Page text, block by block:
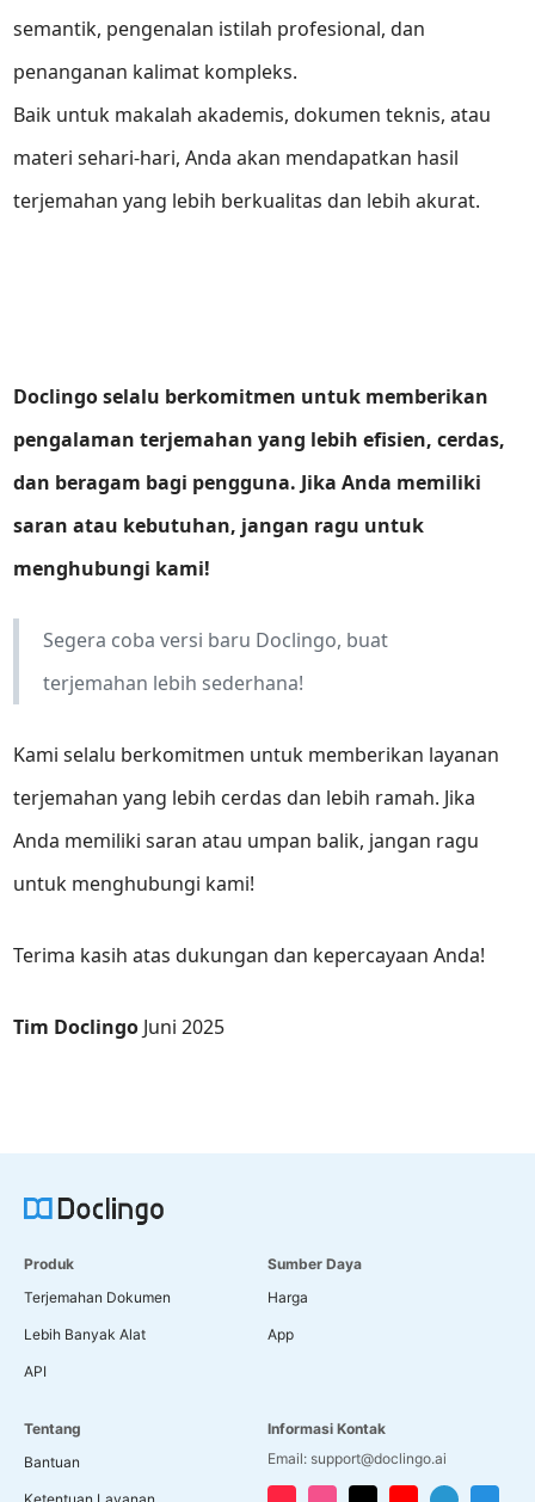
semantik, pengenalan istilah profesional, dan
penanganan kalimat kompleks.
Baik untuk makalah akademis, dokumen teknis, atau
materi sehari-hari, Anda akan mendapatkan hasil
terjemahan yang lebih berkualitas dan lebih akurat.
Doclingo selalu berkomitmen untuk memberikan
pengalaman terjemahan yang lebih efisien, cerdas,
dan beragam bagi pengguna. Jika Anda memiliki
saran atau kebutuhan, jangan ragu untuk
menghubungi kami!
Segera coba versi baru Doclingo, buat
terjemahan lebih sederhana!
Kami selalu berkomitmen untuk memberikan layanan
terjemahan yang lebih cerdas dan lebih ramah. Jika
Anda memiliki saran atau umpan balik, jangan ragu
untuk menghubungi kami!
Terima kasih atas dukungan dan kepercayaan Anda!
Tim Doclingo Juni 2025
Produk
Terjemahan Dokumen
Lebih Banyak Alat
API
Sumber Daya
Harga
App
Tentang
Bantuan
Ketentuan Layanan
Informasi Kontak
Email: support@doclingo.ai